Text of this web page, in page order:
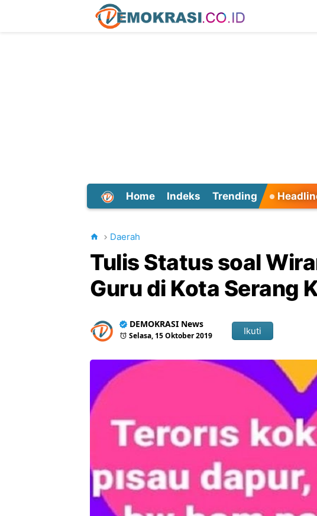
Home Indeks Trending
Daerah
Tulis Status soal
Guru di Kota Serang
DEMOKRASI News
Selasa, 15 Oktober 2019 Ikuti